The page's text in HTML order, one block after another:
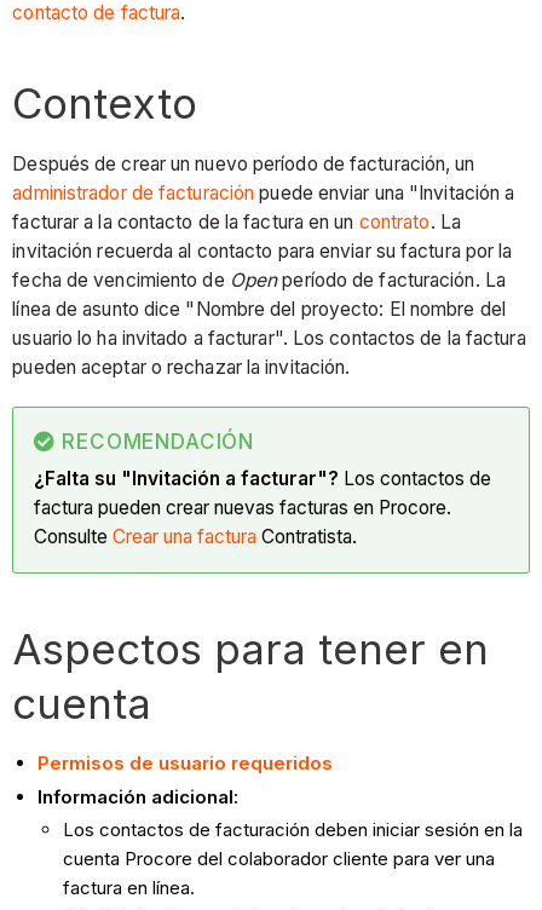
contacto de factura.
Contexto
Después de crear un nuevo período de facturación, un
administrador de facturación puede enviar una "Invitación a
facturar a la contacto de la factura en un contrato. La
invitación recuerda al contacto para enviar su factura por la
fecha de vencimiento de Openperíodo de facturación. La
línea de asunto dice "Nombre del proyecto: El nombre del
usuario lo ha invitado a facturar". Los contactos de la factura
pueden aceptar o rechazar la invitación.
RECOMENDACIÓN
¿Falta su "Invitación a facturar"? Los contactos de
factura pueden crear nuevas facturas en Procore.
ConsulteCrear una factura Contratista.
Aspectos para tener en
cuenta
Permisos de usuario requeridos
Información adicional:
Los contactos de facturación deben iniciar sesión en la
cuenta Procore del colaborador cliente para ver una
factura en línea.